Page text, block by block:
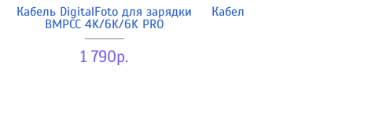
Кабель DigitalFoto для зарядки
BMPCC 4K/6K/6K PRO
1 790р.
Кабель DigitalFoto KO-11 SDI